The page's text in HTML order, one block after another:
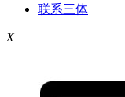
联系三体
X